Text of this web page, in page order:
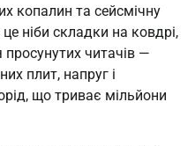
копалин та сейсмічну
ніби складки на ковдрі,
читачів —
плит, напруг і
що триває мільйони